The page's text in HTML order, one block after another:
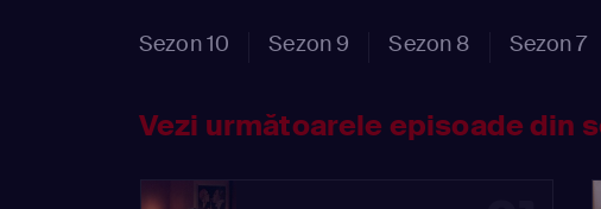
Sezon 10 Sezon 9 Sezon 8 Sezon 7
Vezi următoarele episoade din